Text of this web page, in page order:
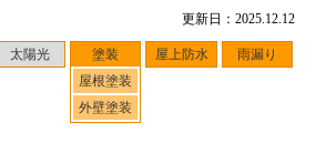
更新日：2025.12.12
太陽光
塗装
屋根塗装
外壁塗装
屋上防水 雨漏り